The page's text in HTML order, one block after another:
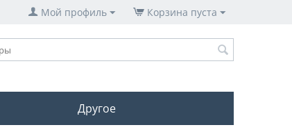
Корзина пуста
Мой профиль
Другое